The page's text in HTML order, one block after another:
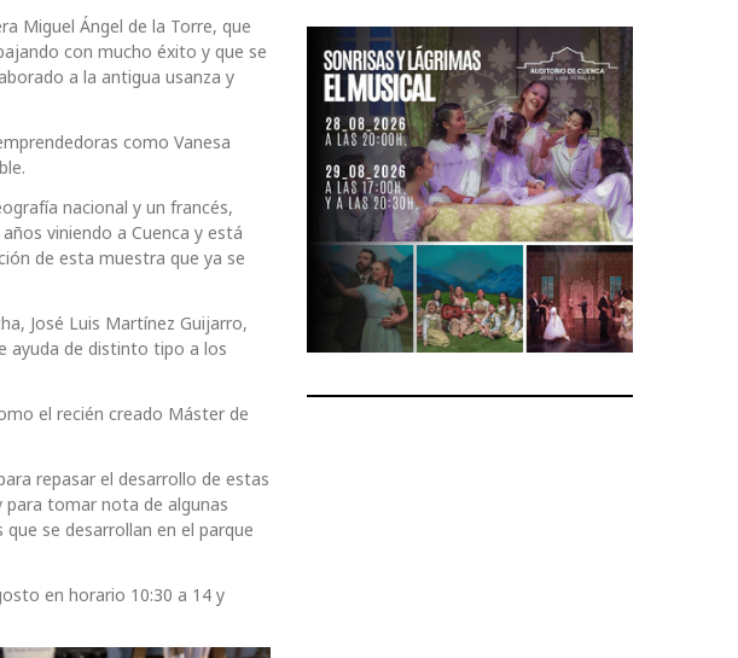
Miguel Ángel de la Torre, que
con mucho éxito y que se
a la antigua usanza y
como Vanesa
nacional y un francés,
viniendo a Cuenca y está
de esta muestra que ya se
José Luis Martínez Guijarro,
ayuda de distinto tipo a los
el recién creado Máster de
repasar el desarrollo de estas
para tomar nota de algunas
se desarrollan en el parque
en horario 10:30 a 14 y